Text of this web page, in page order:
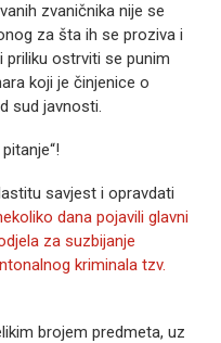
zvaničnika nije se
za šta ih se proziva i
priliku ostrviti se punim
koji je činjenice o
sud javnosti.
savjest i opravdati
dana pojavili glavni
za suzbijanje
kriminala tzv.
brojem predmeta, uz